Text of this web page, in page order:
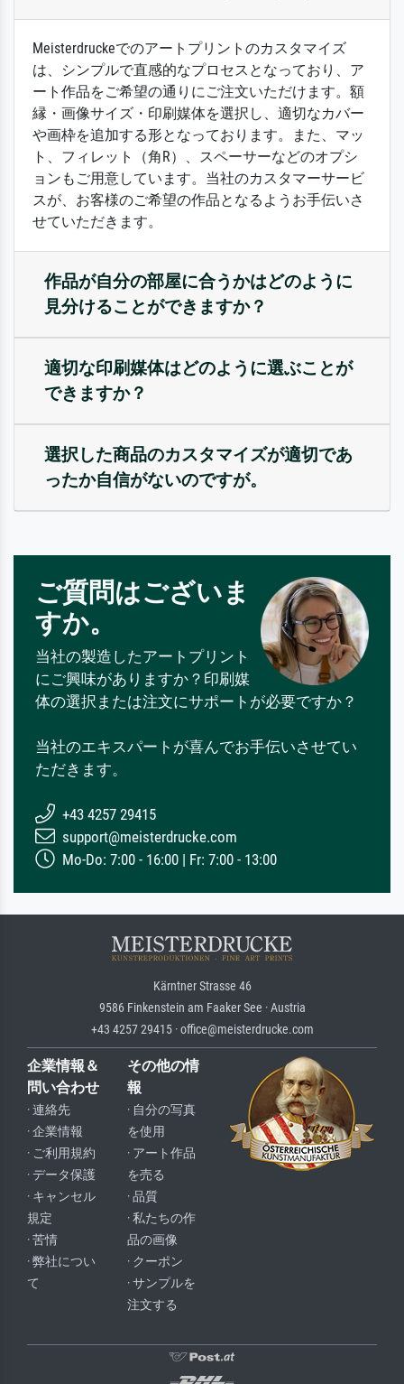
Meisterdruckeでのアートプリントのカスタマイズ
は、シンプルで直感的なプロセスとなっており、ア
ート作品をご希望の通りにご注文いただけます。額
縁・画像サイズ・印刷媒体を選択し、適切なカバー
や画枠を追加する形となっております。また、マッ
ト、フィレット（角R）、スペーサーなどのオプシ
ョンもご用意しています。当社のカスタマーサービ
スが、お客様のご希望の作品となるようお手伝いさ
せていただきます。
作品が自分の部屋に合うかはどのように
見分けることができますか？
適切な印刷媒体はどのように選ぶことが
できますか？
選択した商品のカスタマイズが適切であ
ったか自信がないのですが。
ご質問はございま
すか。
当社の製造したアートプリント
にご興味がありますか？印刷媒
体の選択または注文にサポートが必要ですか？
当社のエキスパートが喜んでお手伝いさせてい
ただきます。
+43 4257 29415
support@meisterdrucke.com
Mo-Do: 7:00 - 16:00 | Fr: 7:00 - 13:00
Kärntner Strasse 46
9586 Finkenstein am Faaker See · Austria
+43 4257 29415 · office@meisterdrucke.com
企業情報＆
問い合わせ
· 連絡先
· 企業情報
· ご利用規約
· データ保護
· キャンセル
規定
· 苦情
· 弊社につい
て
その他の情
報
· 自分の写真
を使用
· アート作品
を売る
· 品質
· 私たちの作
品の画像
· クーポン
· サンプルを
注文する